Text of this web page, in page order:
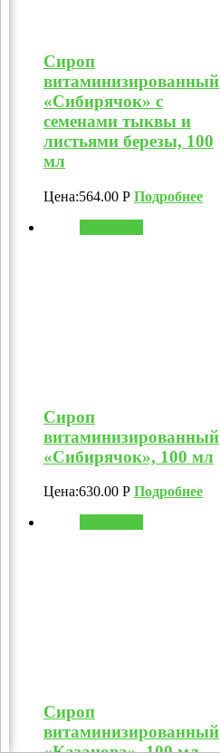
Сироп
витаминизированный
«Сибирячок» с
семенами тыквы и
листьями березы, 100
мл
Цена:564.00 Р Подробнее
Сироп
витаминизированный
«Сибирячок», 100 мл
Цена:630.00 Р Подробнее
Сироп
витаминизированный